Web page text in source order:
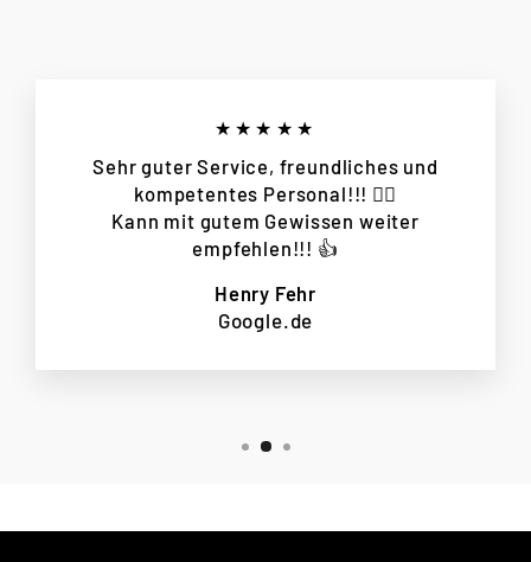
★★★★★
Sehr guter Service, freundliches und
kompetentes Personal!!! 👌🏻
Kann mit gutem Gewissen weiter
empfehlen!!! 👍
Henry Fehr
Google.de